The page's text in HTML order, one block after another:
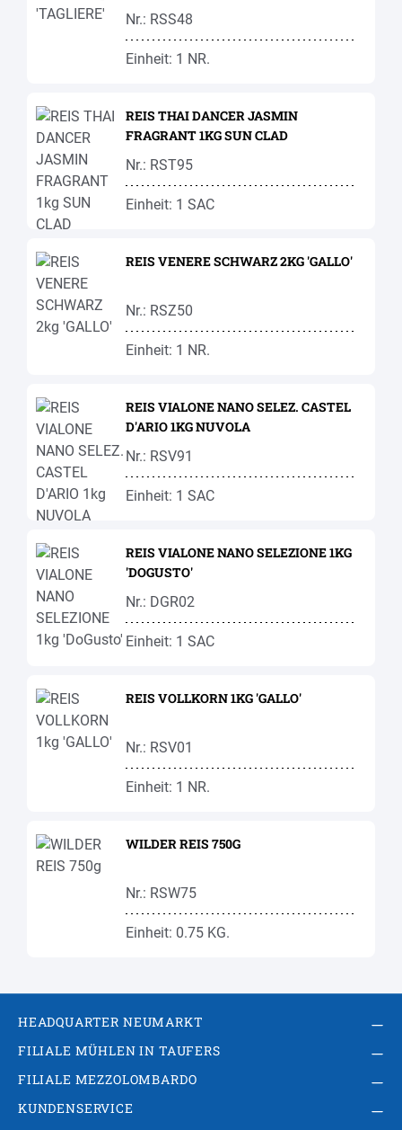
Nr.: RSS48
Einheit: 1 NR.
REIS THAI DANCER JASMIN
FRAGRANT 1KG SUN CLAD
Nr.: RST95
Einheit: 1 SAC
REIS VENERE SCHWARZ 2KG 'GALLO'
Nr.: RSZ50
Einheit: 1 NR.
REIS VIALONE NANO SELEZ. CASTEL
D'ARIO 1KG NUVOLA
Nr.: RSV91
Einheit: 1 SAC
REIS VIALONE NANO SELEZIONE 1KG
'DOGUSTO'
Nr.: DGR02
Einheit: 1 SAC
REIS VOLLKORN 1KG 'GALLO'
Nr.: RSV01
Einheit: 1 NR.
WILDER REIS 750G
Nr.: RSW75
Einheit: 0.75 KG.
HEADQUARTER NEUMARKT
FILIALE MÜHLEN IN TAUFERS
FILIALE MEZZOLOMBARDO
KUNDENSERVICE